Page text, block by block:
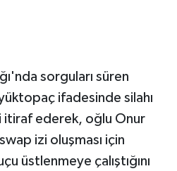
sorguları süren
ifadesinde silahı
itiraf ederek, oğlu Onur
izi oluşması için
üstlenmeye çalıştığını